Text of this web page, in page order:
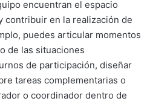
encuentran el espacio
contribuir en la realización de
puedes articular momentos
de las situaciones
de participación, diseñar
tareas complementarias o
o coordinador dentro de